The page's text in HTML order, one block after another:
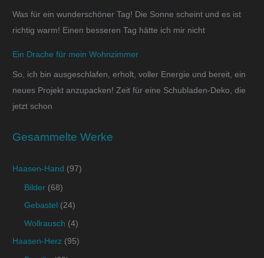
Was für ein wunderschöner Tag! Die Sonne scheint und es ist
richtig warm! Einen besseren Tag hätte ich mir nicht
Ein Drache für mein Wohnzimmer
So, ich bin ausgeschlafen, erholt, voller Energie und bereit, ein
neues Projekt anzupacken! Zeit für eine Schubladen-Deko, die
jetzt schon
Gesammelte Werke
Haasen-Hand (97)
Bilder (68)
Gebastel (24)
Wollrausch (4)
Haasen-Herz (95)